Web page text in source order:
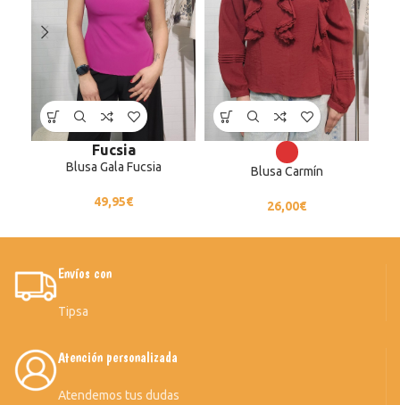
Fucsia
Blusa Gala Fucsia
49,95€
Blusa Carmín
26,00€
Envíos con
Tipsa
Atención personalizada
Atendemos tus dudas